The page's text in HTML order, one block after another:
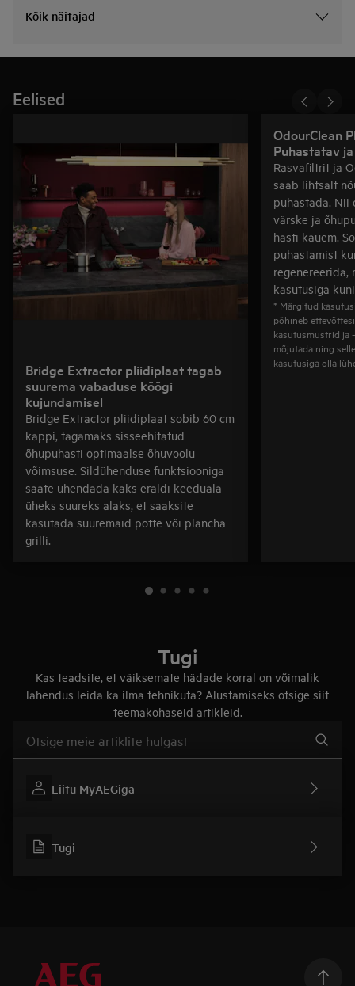
Kõik näitajad
Eelised
Bridge Extractor pliidiplaat tagab
suurema vabaduse köögi
kujundamisel
Bridge Extractor pliidiplaat sobib 60 cm
kappi, tagamaks sisseehitatud
õhupuhasti optimaalse õhuvoolu
võimsuse. Sildühenduse funktsiooniga
saate ühendada kaks eraldi keeduala
üheks suureks alaks, et saaksite
kasutada suuremaid potte või plancha
grilli.
OdourClean
Puhastatav
Rasvafiltrit ja
saab lihtsalt
puhastada. Nii
värske ja
hästi kauem.
puhastamist
regenereerida,
kasutusiga
* Märgitud
põhineb
kasutusmustrid ja
mõjutada ning
kasutusiga olla
Tugi
Kas teadsite, et väiksemate hädade korral on võimalik
lahendus leida ka ilma tehnikuta? Alustamiseks otsige siit
teemakohaseid artikleid.
Liitu MyAEGiga
Tugi